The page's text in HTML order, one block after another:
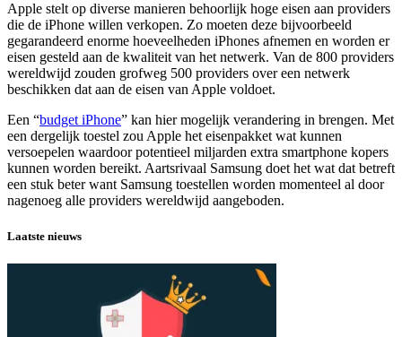
Apple stelt op diverse manieren behoorlijk hoge eisen aan providers
die de iPhone willen verkopen. Zo moeten deze bijvoorbeeld
gegarandeerd enorme hoeveelheden iPhones afnemen en worden er
eisen gesteld aan de kwaliteit van het netwerk. Van de 800 providers
wereldwijd zouden grofweg 500 providers over een netwerk
beschikken dat aan de eisen van Apple voldoet.
Een “budget iPhone” kan hier mogelijk verandering in brengen. Met
een dergelijk toestel zou Apple het eisenpakket wat kunnen
versoepelen waardoor potentieel miljarden extra smartphone kopers
kunnen worden bereikt. Aartsrivaal Samsung doet het wat dat betreft
een stuk beter want Samsung toestellen worden momenteel al door
nagenoeg alle providers wereldwijd aangeboden.
Laatste nieuws